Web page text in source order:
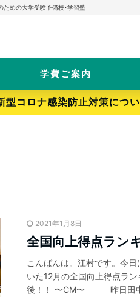
ための大学受験予備校･学習塾
学費ご案内
型コロナ感染防止対策につ
2021年1月8日
全国向上得点ラン
こんばんは。江村です。今
いた12月の全国向上得点ラ
後！！ 〜CM〜 昨日田中さ